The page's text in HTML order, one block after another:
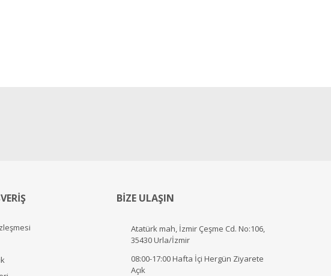
BİZE ULAŞIN
Atatürk mah, İzmir Çeşme Cd. No:106,
35430 Urla/İzmir
08:00-17:00 Hafta İçi Hergün Ziyarete
Açık